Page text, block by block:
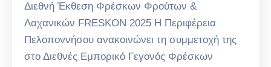
Διεθνή Έκθεση Φρέσκων Φρούτων &
Λαχανικών FRESKON 2025 Η Περιφέρεια
Πελοποννήσου ανακοινώνει τη συμμετοχή της
στο Διεθνές Εμπορικό Γεγονός Φρέσκων